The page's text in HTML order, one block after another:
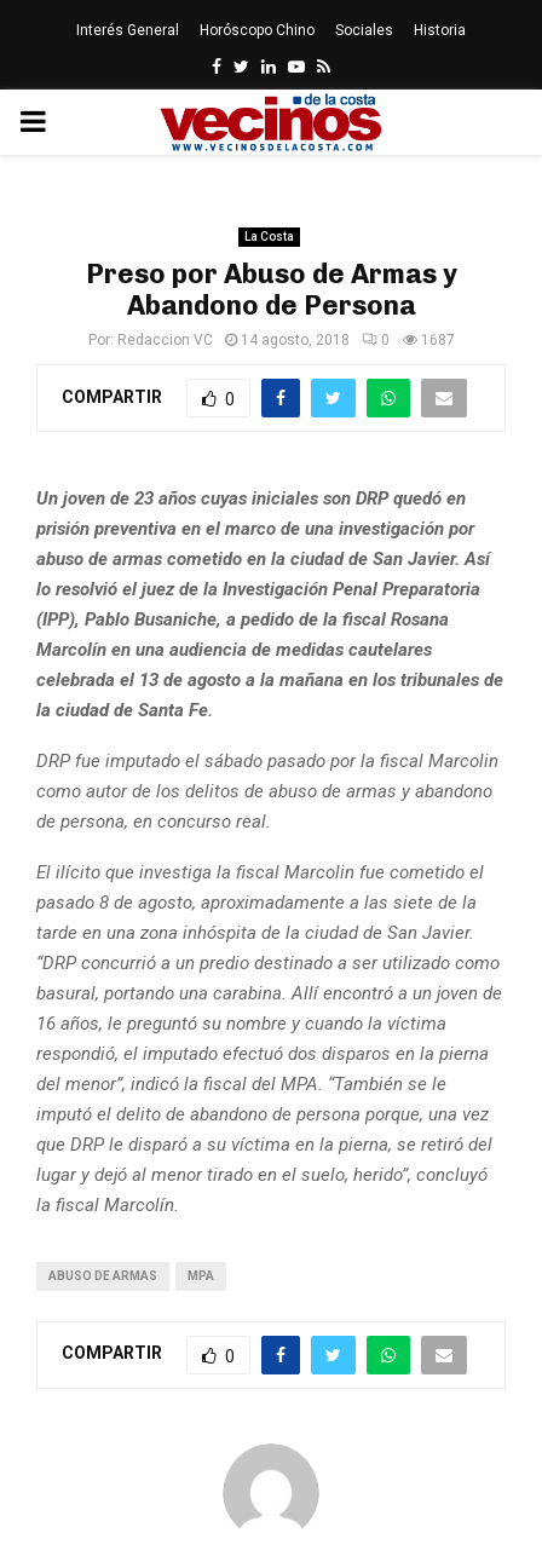
Interés General Horóscopo Chino Sociales Historia
Facebook
Twitter
LinkedinYoutube
Rss
PRIMARY
La Costa
Preso por Abuso de Armas y
Abandono de Persona
Por: Redaccion VC 14 agosto, 2018 0 1687
COMPARTIR 0
Un joven de 23 años cuyas iniciales son DRP quedó en
prisión preventiva en el marco de una investigación por
abuso de armas cometido en la ciudad de San Javier. Así
lo resolvió el juez de la Investigación Penal Preparatoria
(IPP), Pablo Busaniche, a pedido de la fiscal Rosana
Marcolín en una audiencia de medidas cautelares
celebrada el 13 de agosto a la mañana en los tribunales de
la ciudad de Santa Fe.
DRP fue imputado el sábado pasado por la fiscal Marcolin
como autor de los delitos de abuso de armas y abandono
de persona, en concurso real.
El ilícito que investiga la fiscal Marcolin fue cometido el
pasado 8 de agosto, aproximadamente a las siete de la
tarde en una zona inhóspita de la ciudad de San Javier.
“DRP concurrió a un predio destinado a ser utilizado como
basural, portando una carabina. Allí encontró a un joven de
16 años, le preguntó su nombre y cuando la víctima
respondió, el imputado efectuó dos disparos en la pierna
del menor”, indicó la fiscal del MPA. “También se le
imputó el delito de abandono de persona porque, una vez
que DRP le disparó a su víctima en la pierna, se retiró del
lugar y dejó al menor tirado en el suelo, herido”, concluyó
la fiscal Marcolín.
ABUSO DE ARMAS MPA
COMPARTIR 0